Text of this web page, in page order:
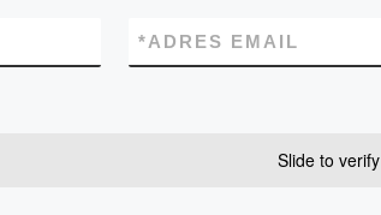
ADRES EMAIL
*
Slide to verify